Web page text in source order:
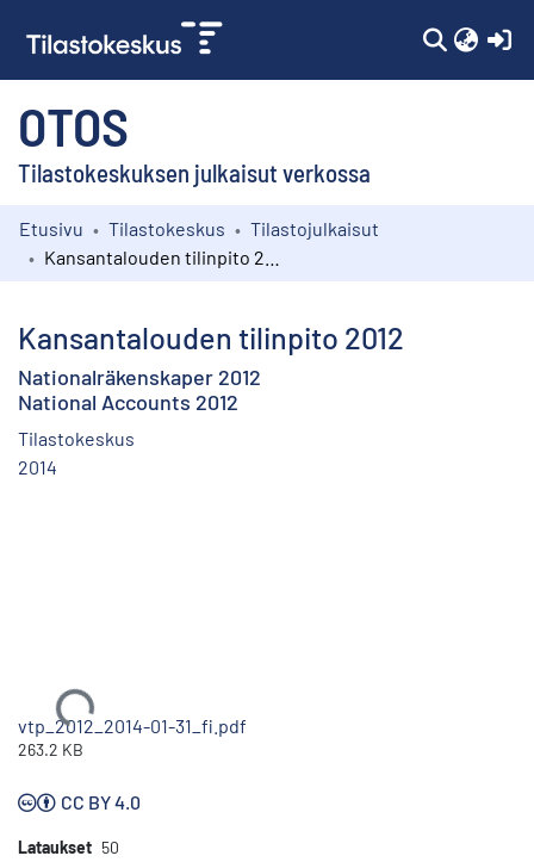
OTOS
Tilastokeskuksen julkaisut verkossa
Kokoelmat
Etusivu Tilastokeskus
Tilastojulkaisut
Kansantalouden tilinpito 2012
Nationalräkenskaper 2012
National Accounts 2012
Tilastokeskus
2014
Ladataan...
vtp_2012_2014-01-31_fi.pdf
263.2 KB
CC BY 4.0
Lataukset 50